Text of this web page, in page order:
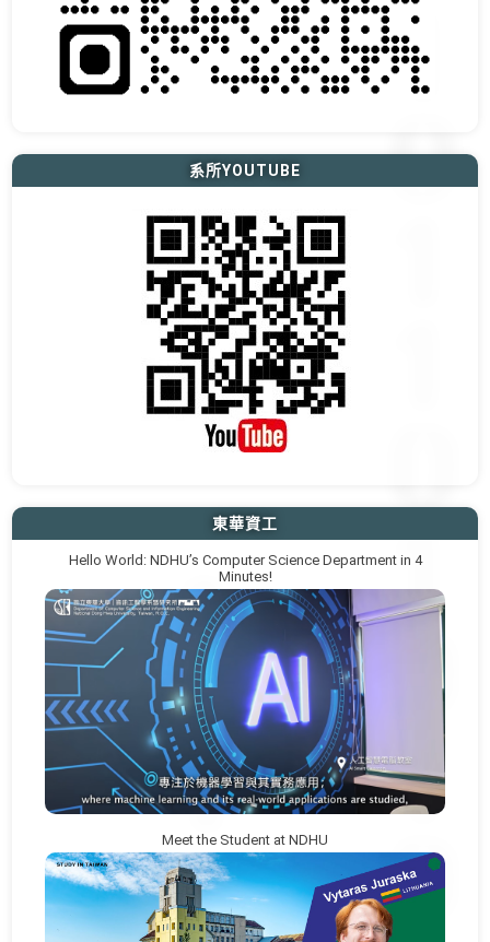
系所YOUTUBE
東華資工
Hello World: NDHU’s Computer Science Department in 4
Minutes!
Meet the Student at NDHU